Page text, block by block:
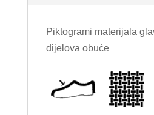
Piktogrami materijala
dijelova obuće